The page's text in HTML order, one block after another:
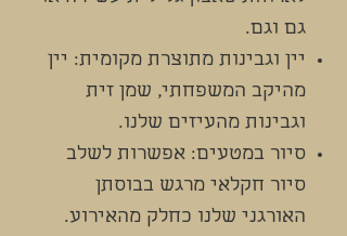
גם וגם.
יין וגבינות מתוצרת מקומית: יין
מהיקב המשפחתי, שמן זית
וגבינות מהעיזים שלנו.
סיור במטעים: אפשרות לשלב
סיור חקלאי מרגש בבוסתן
האורגני שלנו כחלק מהאירוע.